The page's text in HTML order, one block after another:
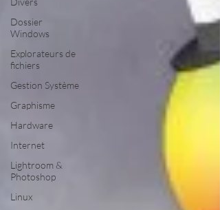
Dossier
Windows
Explorateurs de
fichiers
Gestion Système
Graphisme
Hardware
Internet
Lightroom &
Photoshop
Linux